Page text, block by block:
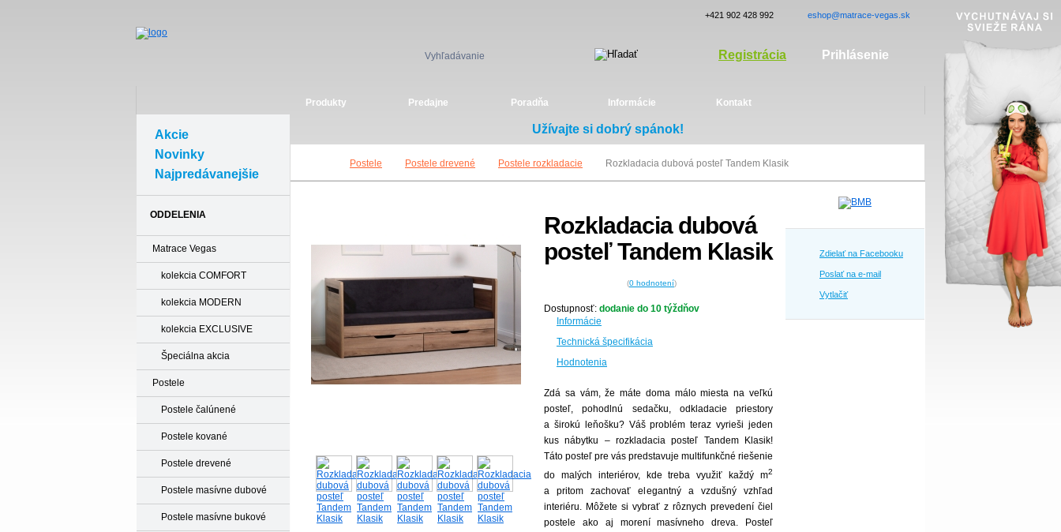
Užívajte si dobrý spánok!
Postele Postele drevené Postele rozkladacie Rozkladacia dubová posteľ Tandem Klasik
Rozkladacia dubová
posteľ Tandem Klasik
(0 hodnotení)
Dostupnosť: dodanie do 10 týždňov
Informácie
Technická špecifikácia
Hodnotenia
Zdá sa vám, že máte doma málo miesta na veľkú
posteľ, pohodlnú sedačku, odkladacie priestory
a širokú leňošku? Váš problém teraz vyrieši jeden
kus nábytku – rozkladacia posteľ Tandem Klasik!
Táto posteľ pre vás predstavuje multifunkčné riešenie
do malých interiérov, kde treba využiť každý m2
a pritom zachovať elegantný a vzdušný vzhľad
interiéru. Môžete si vybrať z rôznych prevedení čiel
postele ako aj morení masívneho dreva. Posteľ
Zdielať na Facebooku
Poslať na e-mail
Vytlačiť
Akcie
Novinky
Najpredávanejšie
ODDELENIA
Matrace Vegas
kolekcia COMFORT
kolekcia MODERN
kolekcia EXCLUSIVE
Špeciálna akcia
Postele
Postele čalúnené
Postele kované
Postele drevené
Postele masívne dubové
Postele masívne bukové
+421 902 428 992 eshop@matrace-vegas.sk
Vyhľadávanie Registrácia Prihlásenie
Produkty Predajne Poradňa Informácie Kontakt